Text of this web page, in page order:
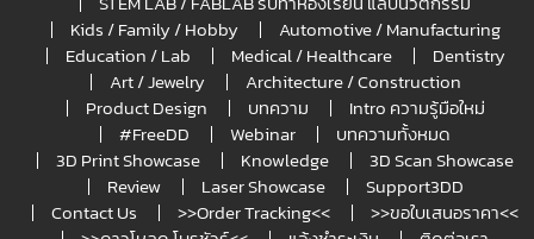
Kids / Family / Hobby
Automotive / Manufacturing
Education / Lab
Medical / Healthcare
Dentistry
Art / Jewelry
Architecture / Construction
Product Design
บทความ
Intro ความรู้มือใหม่
#FreeDD
Webinar
บทความทั้งหมด
3D Print Showcase
Knowledge
3D Scan Showcase
Review
Laser Showcase
Support3DD
Contact Us
>>Order Tracking<<
>>ขอใบเสนอราคา<<